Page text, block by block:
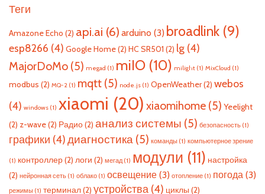
Теги
Amazone Echo (2) api.ai (6) arduino (3) broadlink (9)
esp8266 (4) Google Home(2) HC SR501 (2) lg (4)
MajorDoMo (5) megad (1) miIO (10) milight (1) MixCloud (1)
modbus (2) MQ-2 (1) mqtt (5) node.js (1) OpenWeather(2) webos
(4) windows (1) xiaomi (20) xiaomihome (5) Yeelight
(2) z-wave(2) Радио(2) анализ системы (5) безопасность (1)
графики (4)диагностика (5) команды (1) компьютерное зрение
(1) контроллер(2) логи (2) мегад(1) модули (11) настройка
(2) нейронная сеть (1) облако (1) освещение (3) отопление (1) погода (3)
режимы (1) терминал(2) устройства (4) циклы (2)